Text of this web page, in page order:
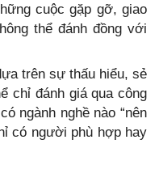
cuộc gặp gỡ, giao
thể đánh đồng với
trên sự thấu hiểu, sẻ
chỉ đánh giá qua công
ngành nghề nào “nên
có người phù hợp hay